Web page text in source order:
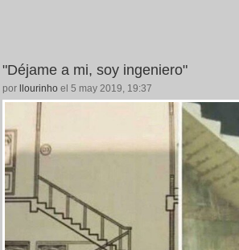
"Déjame a mi, soy ingeniero"
por llourinho el 5 may 2019, 19:37